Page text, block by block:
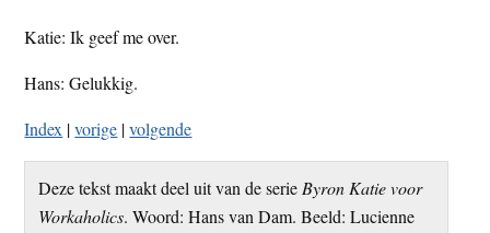
Katie: Ik geef me over.
Hans: Gelukkig.
Index |vorige |volgende
Deze tekst maakt deel uit van de serie Byron Katie voor
Workaholics. Woord: Hans van Dam. Beeld: Lucienne